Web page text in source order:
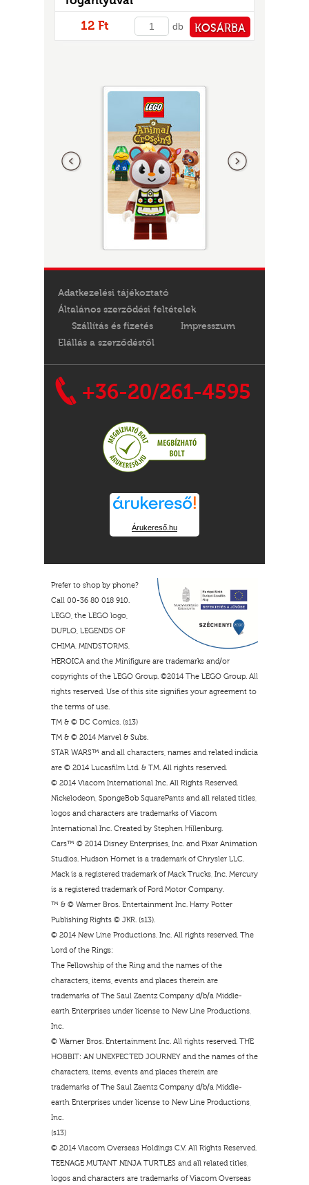
12 Ft db KOSÁRBA
Adatkezelési tájékoztató
Általános szerződési feltételek
Szállítás és fizetés
Impresszum
Elállás a szerződéstől
+36-20/261-4595
Árukereső.hu
Prefer to shop by phone?
Call 00-36 80 018 910.
LEGO, the LEGO logo,
DUPLO, LEGENDS OF
CHIMA, MINDSTORMS,
HEROICA and the Minifigure are trademarks and/or
copyrights of the LEGO Group. ©2014 The LEGO Group. All
rights reserved. Use of this site signifies your agreement to
the terms of use.
TM & © DC Comics. (s13)
TM & © 2014 Marvel & Subs.
STAR WARS™ and all characters, names and related indicia
are © 2014 Lucasfilm Ltd. & TM. All rights reserved.
© 2014 Viacom International Inc. All Rights Reserved.
Nickelodeon, SpongeBob SquarePants and all related titles,
logos and characters are trademarks of Viacom
International Inc. Created by Stephen Hillenburg.
Cars™ © 2014 Disney Enterprises, Inc. and Pixar Animation
Studios. Hudson Hornet is a trademark of Chrysler LLC.
Mack is a registered trademark of Mack Trucks, Inc. Mercury
is a registered trademark of Ford Motor Company.
™ & © Warner Bros. Entertainment Inc. Harry Potter
Publishing Rights © JKR. (s13).
© 2014 New Line Productions, Inc. All rights reserved. The
Lord of the Rings:
The Fellowship of the Ring and the names of the
characters, items, events and places therein are
trademarks of The Saul Zaentz Company d/b/a Middle-
earth Enterprises under license to New Line Productions,
Inc.
© Warner Bros. Entertainment Inc. All rights reserved. THE
HOBBIT: AN UNEXPECTED JOURNEY and the names of the
characters, items, events and places therein are
trademarks of The Saul Zaentz Company d/b/a Middle-
earth Enterprises under license to New Line Productions,
Inc.
(s13)
© 2014 Viacom Overseas Holdings C.V. All Rights Reserved.
TEENAGE MUTANT NINJA TURTLES and all related titles,
logos and characters are trademarks of Viacom Overseas